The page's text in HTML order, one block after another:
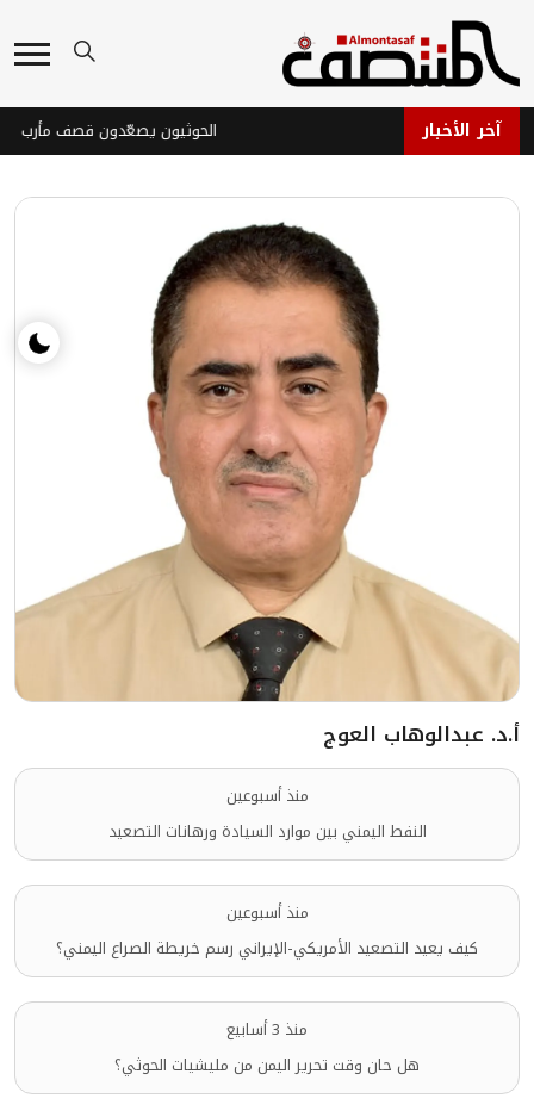
آخر الأخبار الحوثيون يصعّدون قصف مأرب
أ.د. عبدالوهاب العوج
منذ أسبوعين
النفط اليمني بين موارد السيادة ورهانات التصعيد
منذ أسبوعين
كيف يعيد التصعيد الأمريكي-الإيراني رسم خريطة الصراع اليمني؟
منذ 3 أسابيع
هل حان وقت تحرير اليمن من مليشيات الحوثي؟